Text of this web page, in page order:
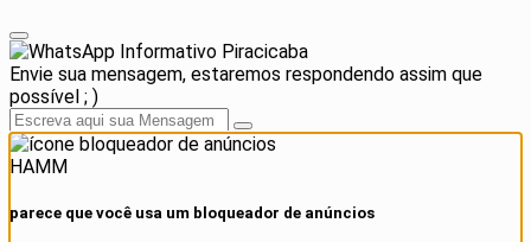
Informativo Piracicaba
Envie sua mensagem, estaremos respondendo assim que
possível ; )
HAMM
parece que você usa um bloqueador de anúncios